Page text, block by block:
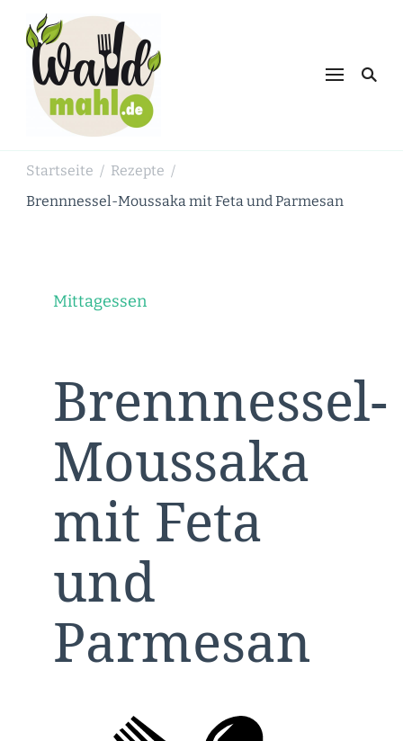
Schnabulieren, was die Natur einem
Startseite / Rezepte /
Brennnessel-Moussaka mit Feta und Parmesan
Mittagessen
Brennnessel-
Moussaka
mit Feta
und
Parmesan